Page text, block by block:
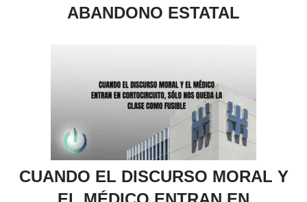
ABANDONO ESTATAL
CUANDO EL DISCURSO MORAL Y